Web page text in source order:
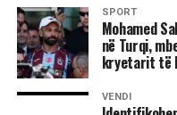
Dhuna e përditshme në
Hani i Elezit: –Më 4
serbe thirri për herë të
armës.
SPORT
Mohamed
në Turqi,
kryetarit të
VENDI